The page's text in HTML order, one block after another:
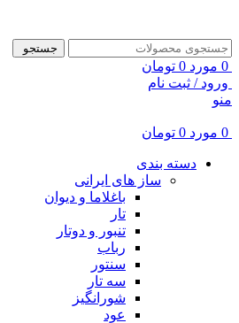
جستجو
0 مورد 0 تومان
ورود / ثبت نام
منو
0 مورد 0 تومان
دسته بندی
ساز های ایرانی
باغلاما و دیوان
تار
تنبور و دوتار
رباب
سنتور
سه تار
شورانگیز
عود